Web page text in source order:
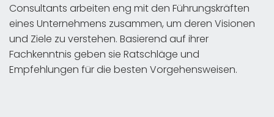
Consultants arbeiten eng mit den Führungskräften
eines Unternehmens zusammen, um deren Visionen
und Ziele zu verstehen. Basierend auf ihrer
Fachkenntnis geben sie Ratschläge und
Empfehlungen für die besten Vorgehensweisen.